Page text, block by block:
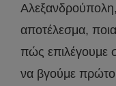
Αλεξανδρούπολη,
αποτέλεσμα,
πώς επιλέγουμε
να βγούμε